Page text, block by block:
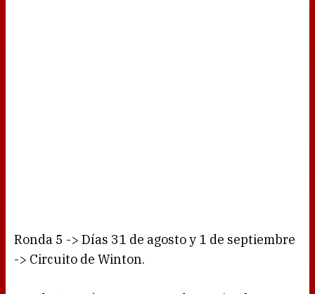
Ronda 5 -> Días 31 de agosto y 1 de septiembre
-> Circuito de Winton.